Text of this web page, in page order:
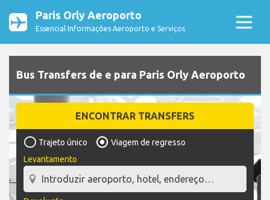
Paris Orly Aeroporto
Essencial Informações Aeroporto e Serviços
Bus Transfers de e para Paris Orly Aeroporto
ENCONTRAR TRANSFERS
Trajeto único
Viagem de regresso
Levantamento